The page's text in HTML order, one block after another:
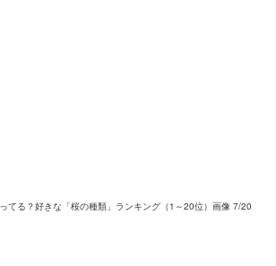
てる？好きな「桜の種類」ランキング（1～20位）画像 7/20